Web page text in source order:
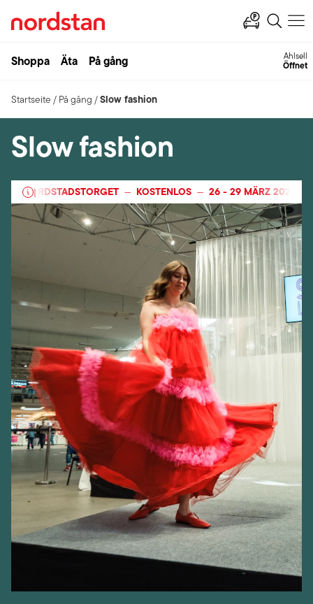
Shoppa Äta På gång Ahlsell
Öffnet
Startseite / På gång /Slow fashion
Slow fashion
| — KOSTENLOS — 26 -29 MÄRZ 2026 —